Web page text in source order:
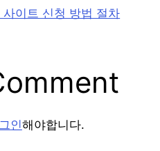
이트 신청 방법 절차
인해야합니다.